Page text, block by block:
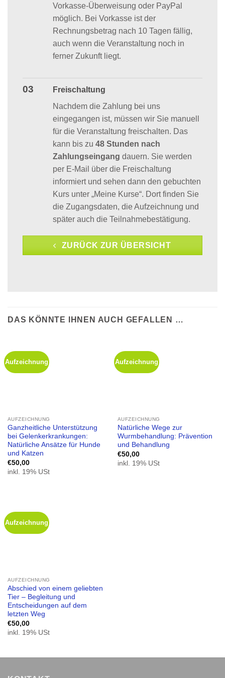
Vorkasse-Überweisung oder PayPal
möglich. Bei Vorkasse ist der
Rechnungsbetrag nach 10 Tagen fällig,
auch wenn die Veranstaltung noch in
ferner Zukunft liegt.
03
Freischaltung
Nachdem die Zahlung bei uns
eingegangen ist, müssen wir Sie manuell
für die Veranstaltung freischalten. Das
kann bis zu 48 Stunden nach
Zahlungseingang dauern. Sie werden
per E-Mail über die Freischaltung
informiert und sehen dann den gebuchten
Kurs unter „Meine Kurse“. Dort finden Sie
die Zugangsdaten, die Aufzeichnung und
später auch die Teilnahmebestätigung.
ZURÜCK ZUR ÜBERSICHT
DAS KÖNNTE IHNEN AUCH GEFALLEN …
Aufzeichnung
AUFZEICHNUNG
Ganzheitliche Unterstützung
bei Gelenkerkrankungen:
Natürliche Ansätze für Hunde
und Katzen
€50,00
inkl. 19% USt
Aufzeichnung
AUFZEICHNUNG
Natürliche Wege zur
Wurmbehandlung: Prävention
und Behandlung
€50,00
inkl. 19% USt
Aufzeichnung
AUFZEICHNUNG
Abschied von einem geliebten
Tier – Begleitung und
Entscheidungen auf dem
letzten Weg
€50,00
inkl. 19% USt